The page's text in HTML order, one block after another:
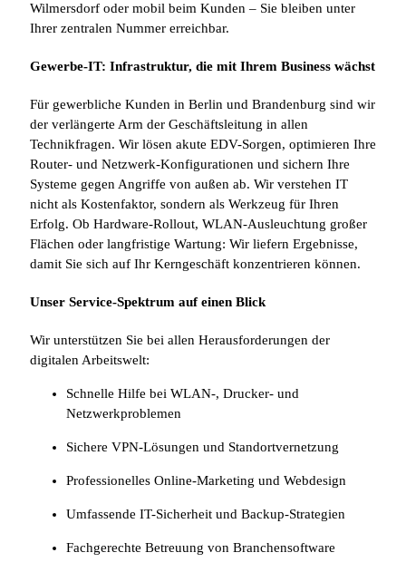
Wilmersdorf oder mobil beim Kunden – Sie bleiben unter
Ihrer zentralen Nummer erreichbar.
Gewerbe-IT: Infrastruktur, die mit Ihrem Business wächst
Für gewerbliche Kunden in Berlin und Brandenburg sind wir
der verlängerte Arm der Geschäftsleitung in allen
Technikfragen. Wir lösen akute EDV-Sorgen, optimieren Ihre
Router- und Netzwerk-Konfigurationen und sichern Ihre
Systeme gegen Angriffe von außen ab. Wir verstehen IT
nicht als Kostenfaktor, sondern als Werkzeug für Ihren
Erfolg. Ob Hardware-Rollout, WLAN-Ausleuchtung großer
Flächen oder langfristige Wartung: Wir liefern Ergebnisse,
damit Sie sich auf Ihr Kerngeschäft konzentrieren können.
Unser Service-Spektrum auf einen Blick
Wir unterstützen Sie bei allen Herausforderungen der
digitalen Arbeitswelt:
Schnelle Hilfe bei WLAN-, Drucker- und
Netzwerkproblemen
Sichere VPN-Lösungen und Standortvernetzung
Professionelles Online-Marketing und Webdesign
Umfassende IT-Sicherheit und Backup-Strategien
Fachgerechte Betreuung von Branchensoftware